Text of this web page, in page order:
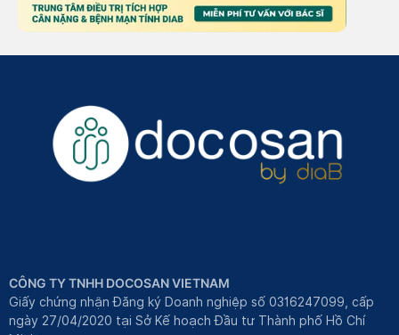
CÔNG TY TNHH DOCOSAN VIETNAM
Giấy chứng nhận Đăng ký Doanh nghiệp số 0316247099, cấp
ngày 27/04/2020 tại Sở Kế hoạch Đầu tư Thành phố Hồ Chí